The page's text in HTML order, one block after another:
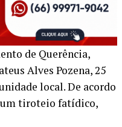
de Querência,
Alves Pozena, 25
local. De acordo
um tiroteio fatídico,